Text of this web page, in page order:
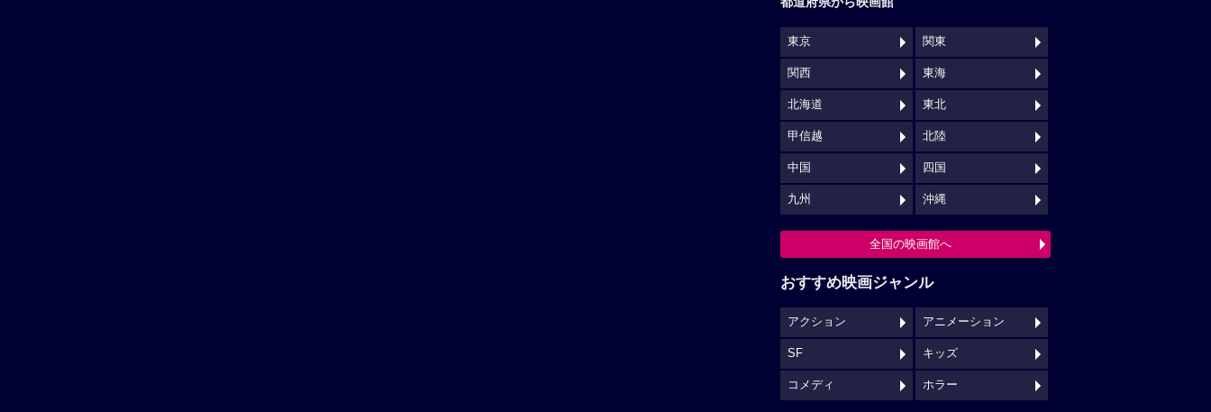
東京 関東
関西 東海
北海道 東北
甲信越 北陸
中国 四国
九州 沖縄
全国の映画館へ
おすすめ映画ジャンル
アクション アニメーション
SF キッズ
コメディ ホラー